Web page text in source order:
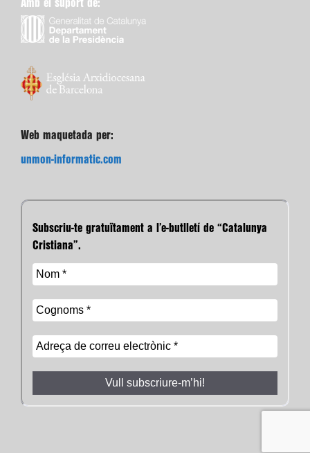
Amb el suport de:
Web maquetada per:
unmon-informatic.com
Subscriu-te gratuïtament a l’e-butlletí de “Catalunya
Cristiana”.